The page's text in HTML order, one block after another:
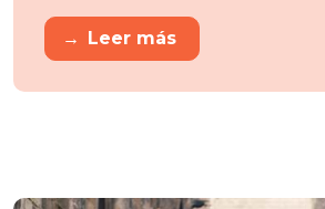
→ Leer más